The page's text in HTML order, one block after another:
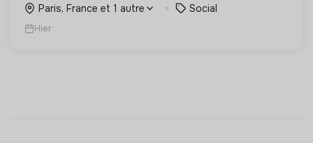
sortir de l'exclusion.
Paris, France et 1 autre Social
Hier